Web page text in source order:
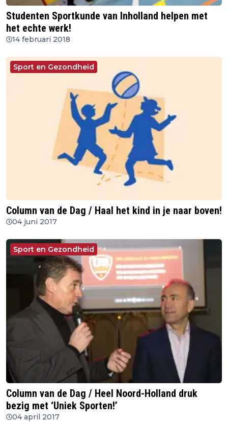
Studenten Sportkunde van Inholland helpen met
het echte werk!
14 februari 2018
Sport en Gezondheid
Column van de Dag / Haal het kind in je naar boven!
04 juni 2017
Sport en Gezondheid
Column van de Dag / Heel Noord-Holland druk
bezig met ‘Uniek Sporten!’
04 april 2017